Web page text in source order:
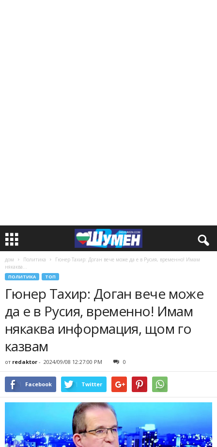
дом Политика
Гюнер Тахир: Доган вече може да е в Русия, временно! Имам
някаква...
ПОЛИТИКА ТОП
Гюнер Тахир: Доган вече може
да е в Русия, временно! Имам
някаква информация, щом го
казвам
от redaktor - 2024/09/08 12:27:00 PM 0
Facebook Twitter